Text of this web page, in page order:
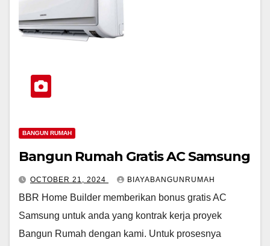
BANGUN RUMAH
Bangun Rumah Gratis AC Samsung
OCTOBER 21, 2024 BIAYABANGUNRUMAH
BBR Home Builder memberikan bonus gratis AC
Samsung untuk anda yang kontrak kerja proyek
Bangun Rumah dengan kami. Untuk prosesnya